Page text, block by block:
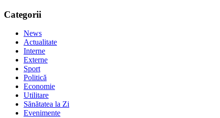
Categorii
News
Actualitate
Interne
Externe
Sport
Politică
Economie
Utilitare
Sănătatea la Zi
Evenimente